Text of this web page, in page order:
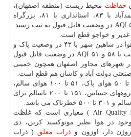
حفاظت محیط زیست (منطقه اصفهان)،
شاخص هوا در خیابان احمدآباد با ۸۳، استانداری با ۸۱، بزرگراه
خرازی با ۸۲ و رودکی با ۵۵ AQI در وضعیت قابل قبول به ثبت رسید.
غدیر و خواجو قطع است.
امروز ایستگاه های پایش هوا در شاهین شهر با ۴۲ در وضعیت پاک و
در سجزی و مبارکه به ترتیب با ۵۸ و ۵۱ AQI در وضعیت قابل قبول
در شهرهای مجاور اصفهان همچون خمینی
دولت آباد و کاشان هم قطع است.
شاخص کیفی هوا از صفر تا ۵۰ هوای پاک، ۵۱ تا ۱۰۰ هوای سالم،
۱۰۱ تا ۱۵۰ ناسالم برای گروههای حساس، ۱۵۱ تا ۲۰۰ ناسالم برای
شاخص کیفی هوا ( Air Quality Index ) معیاری است که غلظت
در هوا نظیر مونوکسید کربن، دی
دار، اوزون و ذرات معلق ( ذرات